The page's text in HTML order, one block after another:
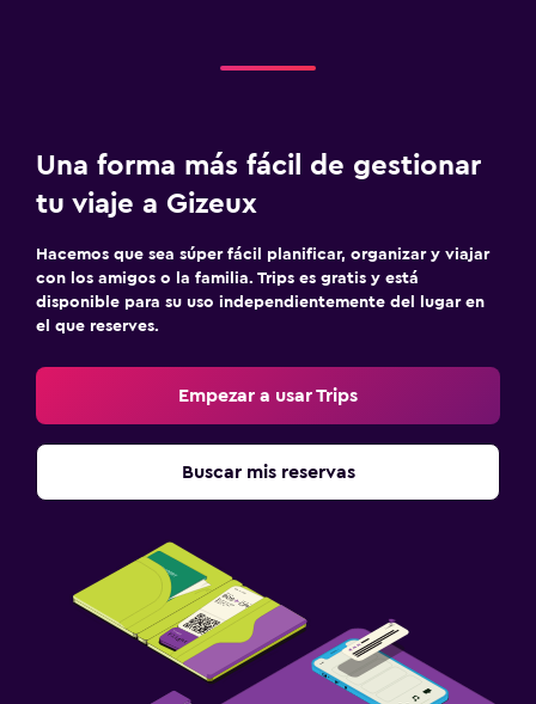
La comida se puede entregar en el alojamiento
Bar de tapas
Desayuno en la habitación
Mesa de comedor
Piscina de agua salada
Masajes
Comedor al aire libre
Una forma más fácil de gestionar
tu viaje a Gizeux
Hacemos que sea súper fácil planificar, organizar y viajar
con los amigos o la familia. Trips es gratis y está
disponible para su uso independientemente del lugar en
el que reserves.
Empezar a usar Trips
Buscar mis reservas